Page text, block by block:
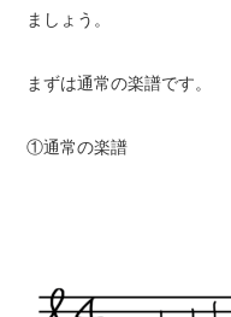
ましょう。
まずは通常の楽譜です。
①通常の楽譜